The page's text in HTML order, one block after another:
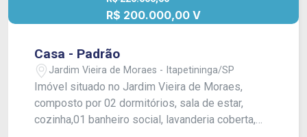
R$ 200.000,00 V
Casa - Padrão
Jardim Vieira de Moraes - Itapetininga/SP
Imóvel situado no Jardim Vieira de Moraes,
composto por 02 dormitórios, sala de estar,
cozinha,01 banheiro social, lavanderia coberta,